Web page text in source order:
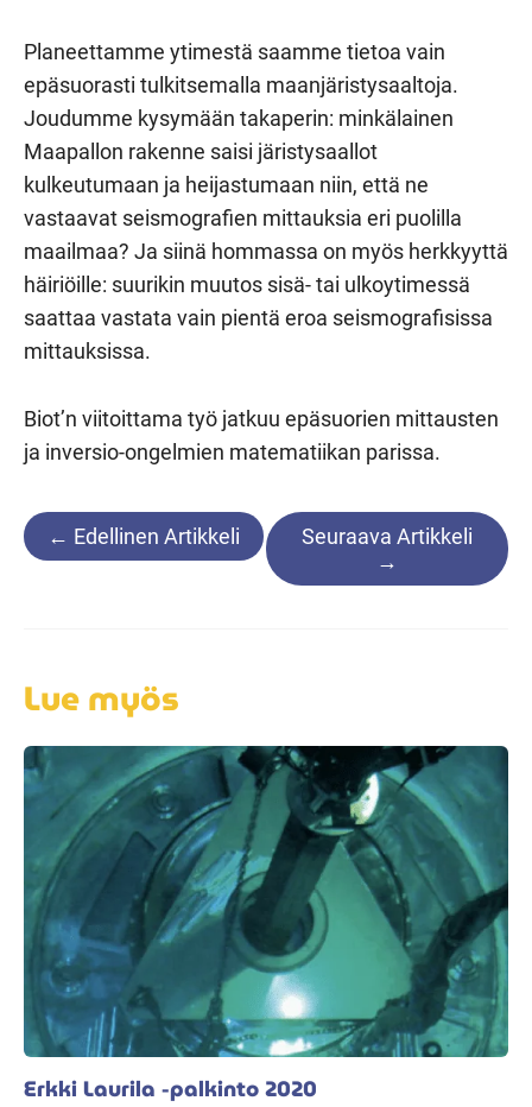
Planeettamme ytimestä saamme tietoa vain
epäsuorasti tulkitsemalla maanjäristysaaltoja.
Joudumme kysymään takaperin: minkälainen
Maapallon rakenne saisi järistysaallot
kulkeutumaan ja heijastumaan niin, että ne
vastaavat seismografien mittauksia eri puolilla
maailmaa? Ja siinä hommassa on myös herkkyyttä
häiriöille: suurikin muutos sisä- tai ulkoytimessä
saattaa vastata vain pientä eroa seismografisissa
mittauksissa.
Biot’n viitoittama työ jatkuu epäsuorien mittausten
ja inversio-ongelmien matematiikan parissa.
Artikkelien
selaus
← Edellinen Artikkeli
Seuraava Artikkeli
→
Lue myös
Erkki Laurila -palkinto 2020